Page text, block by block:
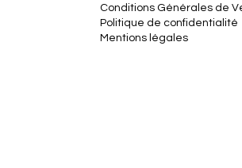
Conditions Générales de
Politique de confidentialité
Mentions légales